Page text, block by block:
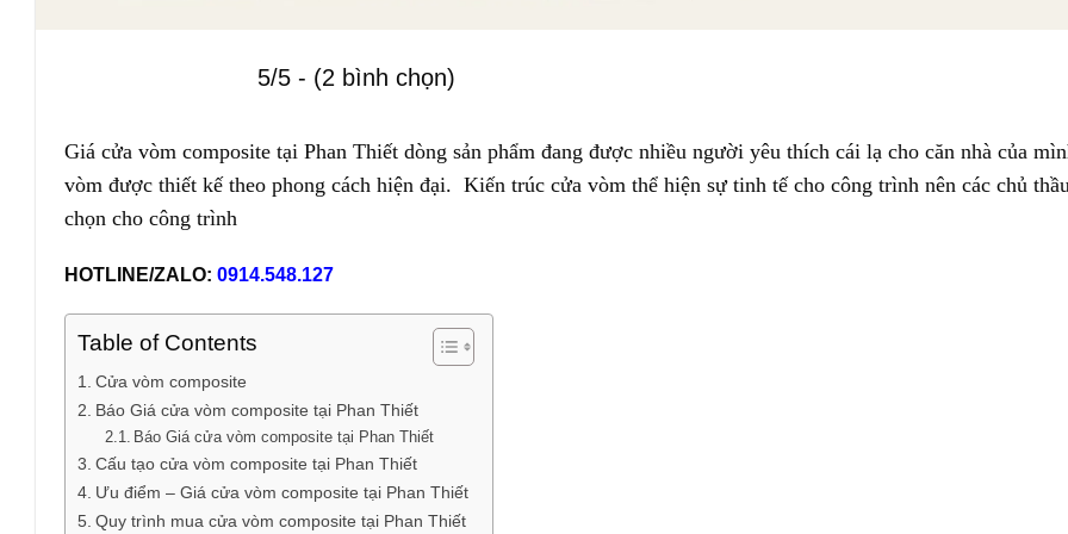
5/5 - (2 bình chọn)
Giá cửa vòm composite tại Phan Thiết dòng sản phẩm đang được nhiều người yêu thích cái lạ cho căn nhà của
vòm được thiết kế theo phong cách hiện đại. Kiến trúc cửa vòm thể hiện sự tinh tế cho công trình nên các chủ
chọn cho công trình
HOTLINE/ZALO: 0914.548.127
Table of Contents
Cửa vòm composite
Báo Giá cửa vòm composite tại Phan Thiết
Báo Giá cửa vòm composite tại Phan Thiết
Cấu tạo cửa vòm composite tại Phan Thiết
Ưu điểm – Giá cửa vòm composite tại Phan Thiết
Quy trình mua cửa vòm composite tại Phan Thiết